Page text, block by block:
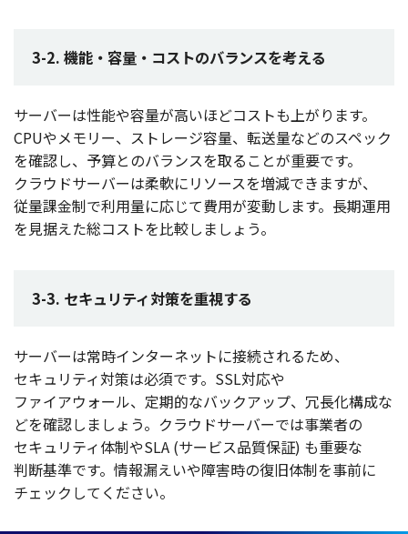
3-2. 機能・容量・コストのバランスを考える
サーバーは性能や容量が高いほどコストも上がります。
CPUやメモリー、 ストレージ容量、 転送量などのスペック
を確認し、 予算とのバランスを取ることが重要です。
クラウドサーバーは柔軟にリソースを増減できますが、
従量課金制で利用量に応じて費用が変動します。 長期運用
を見据えた総コストを比較しましょう。
3-3. セキュリティ対策を重視する
サーバーは常時インターネットに接続されるため、
セキュリティ対策は必須です。SSL対応や
ファイアウォール、 定期的なバックアップ、 冗長化構成な
どを確認しましょう。 クラウドサーバーでは事業者の
セキュリティ体制やSLA (サービス品質保証) も重要な
判断基準です。 情報漏えいや障害時の復旧体制を事前に
チェック してください。